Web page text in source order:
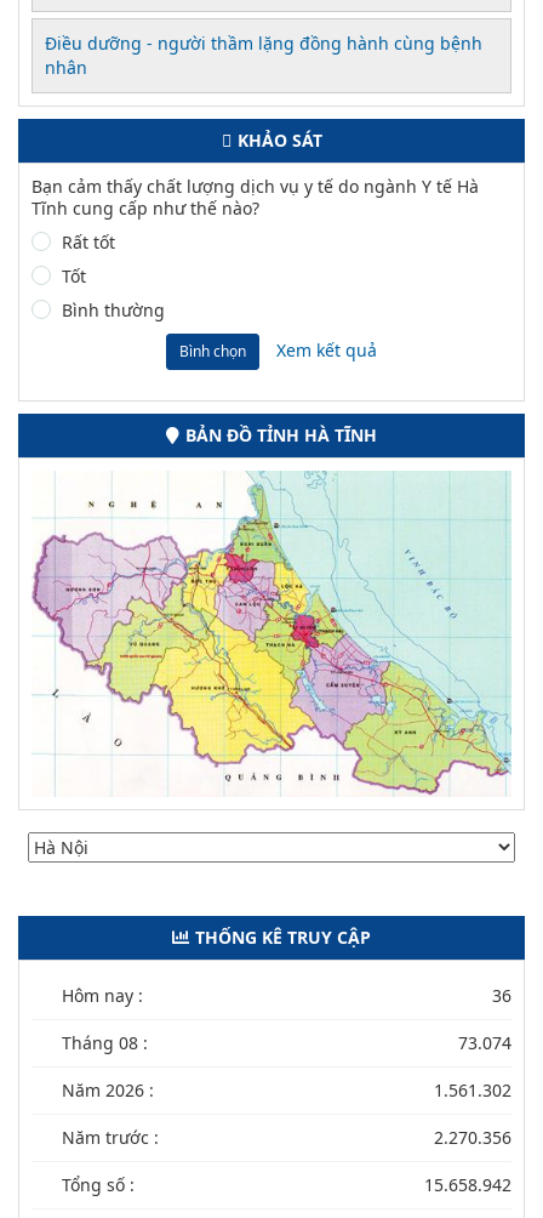
Điều dưỡng - người thầm lặng đồng hành cùng bệnh
nhân
KHẢO SÁT
Bạn cảm thấy chất lượng dịch vụ y tế do ngành Y tế Hà
Tĩnh cung cấp như thế nào?
Rất tốt
Tốt
Bình thường
Bình chọn Xem kết quả
BẢN ĐỒ TỈNH HÀ TĨNH
THỐNG KÊ TRUY CẬP
Hôm nay : 36
Tháng 08 : 73.074
Năm 2026 : 1.561.302
Năm trước : 2.270.356
Tổng số : 15.658.942